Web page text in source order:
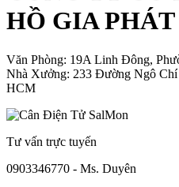
HỒ GIA PHÁT
Văn Phòng: 19A Linh Đông,
Nhà Xưởng: 233 Đường Ngô Chí
HCM
Tư vấn trực tuyến
0903346770 - Ms. Duyên